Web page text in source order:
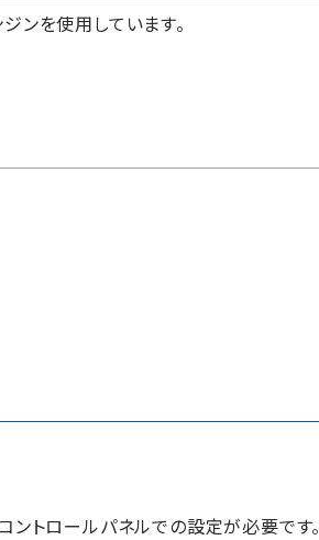
ンを使用しています。
ントロールパネルでの設定が必要です。